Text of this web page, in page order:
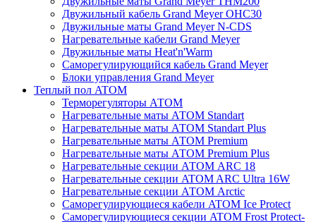
Двужильный кабель Grand Meyer OHC30
Двужильные маты Grand Meyer N-CDS
Нагревательные кабели Grand Meyer
Двужильные маты Heat'n'Warm
Саморегулирующийся кабель Grand Meyer
Блоки управления Grand Meyer
Теплый пол ATOM
Терморегуляторы АТОМ
Нагревательные маты АТОМ Standart
Нагревательные маты АТОМ Standart Plus
Нагревательные маты АТОМ Premium
Нагревательные маты АТОМ Premium Plus
Нагревательные секции АТОМ ARC 18
Нагревательные секции ATOM ARC Ultra 16W
Нагревательные секции АТОМ Arctic
Саморегулирующиеся кабели ATOM Ice Protect
Саморегулирующиеся секции ATOM Frost Protect-